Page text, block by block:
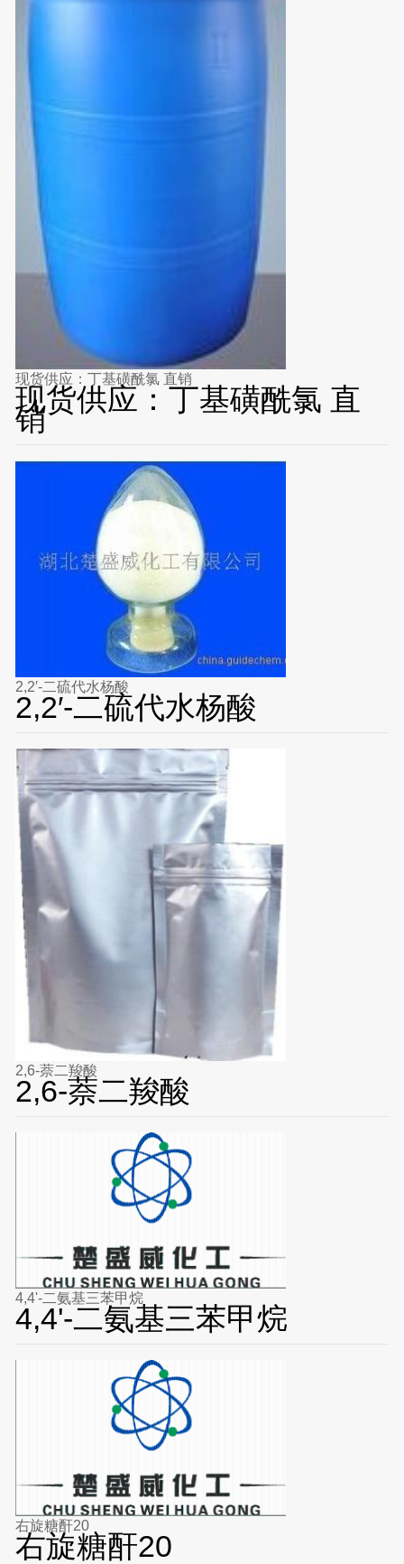
现货供应：丁基磺酰氯 直销
现货供应：丁基磺酰氯 直
销
2,2′-二硫代水杨酸
2,2′-二硫代水杨酸
2,6-萘二羧酸
2,6-萘二羧酸
4,4'-二氨基三苯甲烷
4,4'-二氨基三苯甲烷
右旋糖酐20
右旋糖酐20